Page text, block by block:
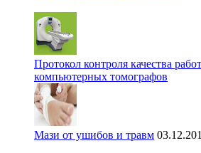
Протокол контроля качества
компьютерных томографов
Мази от ушибов и травм